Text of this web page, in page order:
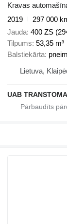
Kravas
2019
297 000
Jauda 400 ZS
Tilpums 53,35 m³
Balstiekārta
Lietuva,
UAB